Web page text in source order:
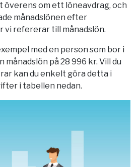
om ett löneavdrag, och
månadslönen efter
vi refererar till månadslön.
med en person som bor i
månadslön på 28 996 kr. Vill du
kan du enkelt göra detta i
i tabellen nedan.